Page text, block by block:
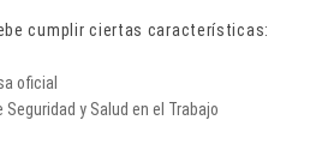
cumplir ciertas características:
oficial
y Salud en el Trabajo